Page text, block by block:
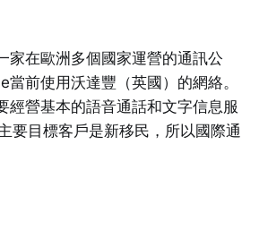
在歐洲多個國家運營的通訊公
前使用沃達豐（英國）的網絡。
營基本的語音通話和文字信息服
要目標客戶是新移民，所以國際通